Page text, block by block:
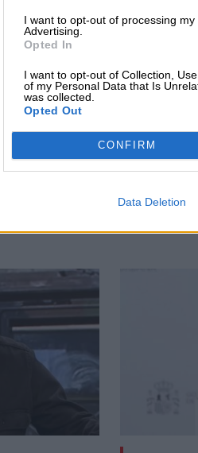
I want to opt-out of processing
Advertising.
Opted In
I want to opt-out of Collection,
of my Personal Data that Is
was collected.
Opted Out
CONFIRM
Data Deletion
España soporta la